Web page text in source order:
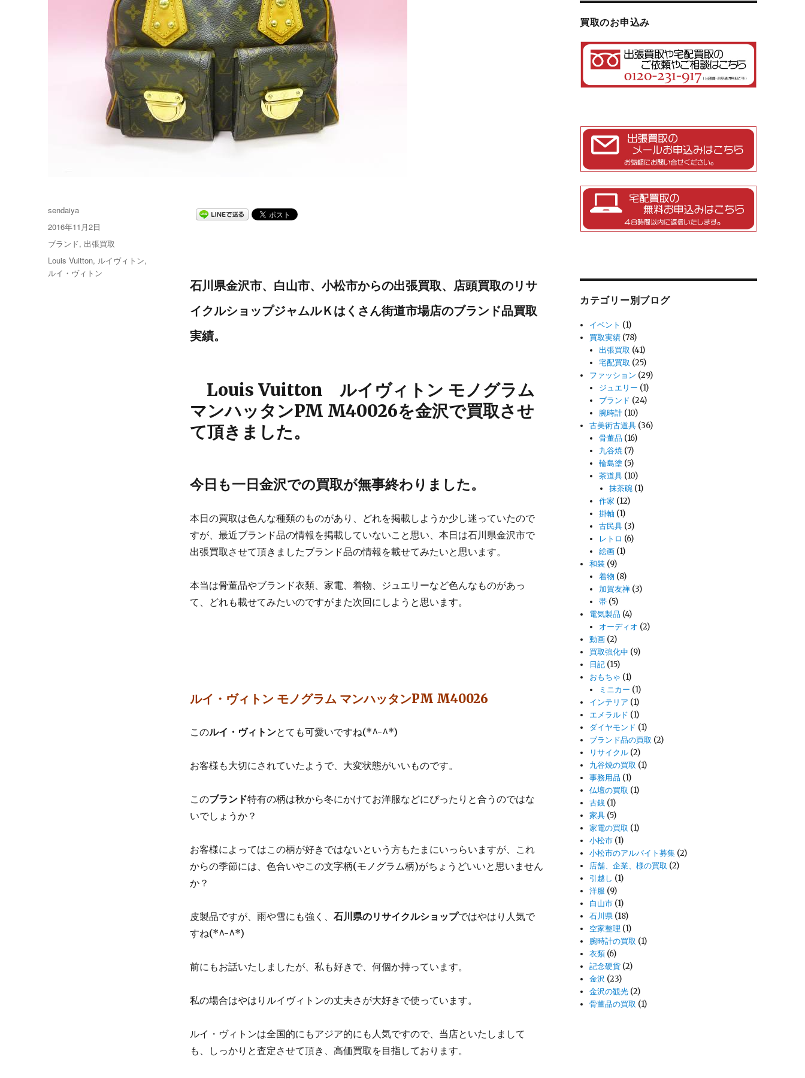
石川県金沢市、白山市、小松市からの出張買取、店頭買取のリサ
イクルショップジャムルＫはくさん街道市場店のブランド品買取
実績。
Louis Vuitton ルイヴィトン モノグラム
マンハッタンPM M40026を金沢で買取させ
て頂きました。
今日も一日金沢での買取が無事終わりました。
本日の買取は色んな種類のものがあり、どれを掲載しようか少し迷っていたので
すが、最近ブランド品の情報を掲載していないこと思い、本日は石川県金沢市で
出張買取させて頂きましたブランド品の情報を載せてみたいと思います。
本当は骨董品やブランド衣類、家電、着物、ジュエリーなど色んなものがあっ
て、どれも載せてみたいのですがまた次回にしようと思います。
ルイ・ヴィトン モノグラム マンハッタンPM M40026
このルイ・ヴィトンとても可愛いですね(*^-^*)
お客様も大切にされていたようで、大変状態がいいものです。
このブランド特有の柄は秋から冬にかけてお洋服などにぴったりと合うのではな
いでしょうか？
お客様によってはこの柄が好きではないという方もたまにいっらいますが、これ
からの季節には、色合いやこの文字柄(モノグラム柄)がちょうどいいと思いません
か？
皮製品ですが、雨や雪にも強く、 石川県のリサイクルショップではやはり人気で
すね(*^-^*)
前にもお話いたしましたが、私も好きで、何個か持っています。
私の場合はやはりルイヴィトンの丈夫さが大好きで使っています。
ルイ・ヴィトンは全国的にもアジア的にも人気ですので、当店といたしまして
も、しっかりと査定させて頂き、高価買取を目指しております。
投
稿
sendaiya
投
稿
日:
2016年11月2日
カ
テ
ゴ
ブランド, 出張買取
タ
グ
Louis Vuitton, ルイヴィトン,
ルイ・ヴィトン
買取のお申込み
カテゴリー別ブログ
イベント (1)
買取実績 (78)
出張買取 (41)
宅配買取 (25)
ファッション (29)
ジュエリー (1)
ブランド (24)
腕時計 (10)
古美術古道具 (36)
骨董品 (16)
九谷焼 (7)
輪島塗 (5)
茶道具 (10)
抹茶碗(1)
作家 (12)
掛軸 (1)
古民具 (3)
レトロ (6)
絵画 (1)
和装 (9)
着物 (8)
加賀友禅 (3)
帯 (5)
電気製品 (4)
オーディオ (2)
動画 (2)
買取強化中 (9)
日記 (15)
おもちゃ (1)
ミニカー (1)
インテリア (1)
エメラルド (1)
ダイヤモンド (1)
ブランド品の買取 (2)
リサイクル (2)
九谷焼の買取 (1)
事務用品 (1)
仏壇の買取 (1)
古銭 (1)
家具 (5)
家電の買取 (1)
小松市 (1)
小松市のアルバイト募集 (2)
店舗、企業、様の買取 (2)
引越し (1)
洋服 (9)
白山市 (1)
石川県 (18)
空家整理 (1)
腕時計の買取 (1)
衣類 (6)
記念硬貨 (2)
金沢 (23)
金沢の観光 (2)
骨董品の買取 (1)